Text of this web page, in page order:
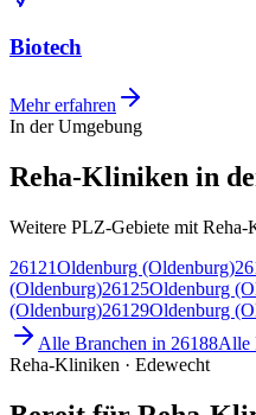
Biotech
Mehr erfahren
In der Umgebung
Reha-Kliniken in
Weitere PLZ-Gebiete mit
26121Oldenburg (Oldenburg)
(Oldenburg)26125Oldenburg
(Oldenburg)26129Oldenburg
Alle Branchen in 26188Alle
Reha-Kliniken · Edewecht